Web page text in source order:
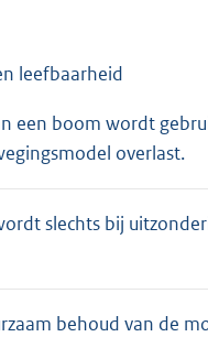
leefbaarheid
een boom wordt
overlast.
slechts bij
behoud van de